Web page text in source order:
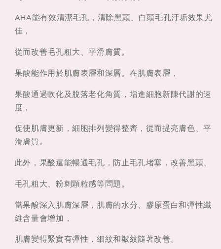
AHA能有效清潔毛孔，清除黑頭、白頭毛孔汙垢效果尤
佳，
從而改善毛孔粗大、平滑膚質。
果酸能作用於肌膚表層和深層。在肌膚表層，
果酸通過軟化及脫落老化角質，增進細胞新陳代謝的速
度，
促使肌膚更新，細胞排列變得整齊，從而提亮膚色、平
滑膚質。
此外，果酸還能暢通毛孔，防止毛孔堵塞，改善黑頭、
毛孔粗大、粉刺顆粒感等問題。
當果酸深入肌膚深層，肌膚的水分、膠原蛋白和彈性纖
維含量會增加，
肌膚變得緊實有彈性，細紋和皺紋隨著改善。